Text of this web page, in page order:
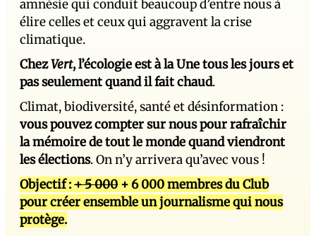
amnésie qui conduit beaucoup d’entre nous à
élire celles et ceux qui aggravent la crise
climatique.
ChezVert, l’écologie est à la Une tous les jours et
pas seulement quand il fait chaud.
Climat, biodiversité, santé et désinformation :
vous pouvez compter sur nous pour rafraîchir
la mémoire de tout le monde quand viendront
les élections. On n’y arrivera qu’avec vous !
Objectif :+ 5 000 + 6 000 membres du Club
pour créer ensemble un journalisme qui nous
protège.